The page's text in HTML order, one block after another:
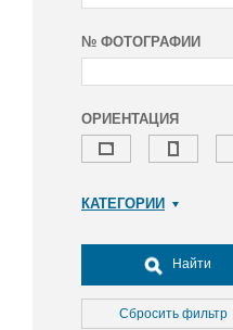
№ ФОТОГРАФИИ
ОРИЕНТАЦИЯ
КАТЕГОРИИ
Досуг, туризм и отдых
Культура
Медицина
Найти
Сбросить фильтр